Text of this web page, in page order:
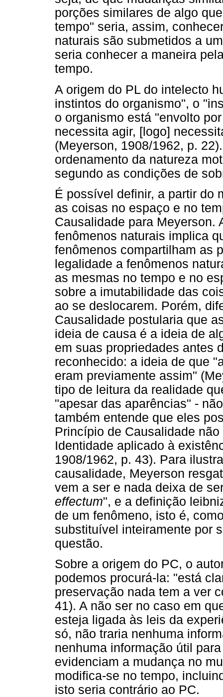
porções similares de algo
tempo" seria, assim,
naturais são submetidos a
seria conhecer a maneira
tempo.
A origem do PL do intelecto
instintos do organismo", o
o organismo está "envolto
necessita agir, [logo]
(Meyerson, 1908/1962, p.
ordenamento da natureza
segundo as condições de
É possível definir, a partir do
as coisas no espaço e no
Causalidade para Meyerson.
fenômenos naturais implica
fenômenos compartilham as
legalidade a fenômenos
as mesmas no tempo e no
sobre a imutabilidade das
ao se deslocarem. Porém,
Causalidade postularia que
ideia de causa é a ideia de
em suas propriedades antes
reconhecido: a ideia de que
eram previamente assim"
tipo de leitura da realidade
"apesar das aparências" -
também entende que eles
Princípio de Causalidade
Identidade aplicado à
1908/1962, p. 43). Para
causalidade, Meyerson
vem a ser e nada deixa de
effectum", e a definição
de um fenômeno, isto é,
substituível inteiramente por
questão.
Sobre a origem do PC, o
podemos procurá-la: "está
preservação nada tem a ver
41). A não ser no caso em
esteja ligada às leis da
só, não traria nenhuma
nenhuma informação útil
evidenciam a mudança no
modifica-se no tempo,
isto seria contrário ao PC.